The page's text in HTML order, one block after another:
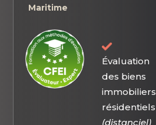
Maritime
Évaluation
des biens
immobiliers
résidentiels
(distanciel)